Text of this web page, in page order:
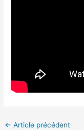
← Article précédent